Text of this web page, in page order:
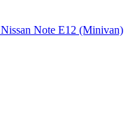
Nissan Note E12 (Minivan)